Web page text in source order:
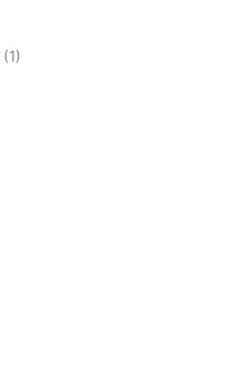
(1)